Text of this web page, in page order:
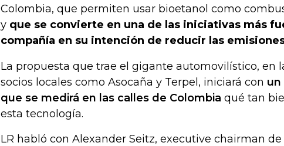
Colombia, que permiten usar bioetanol como
y que se convierte en una de las iniciativas más
compañía en su intención de reducir las
La propuesta que trae el gigante automovilístico, en
socios locales como Asocaña y Terpel, iniciará con un
que se medirá en las calles de Colombia qué tan
esta tecnología.
LR habló con Alexander Seitz, executive chairman